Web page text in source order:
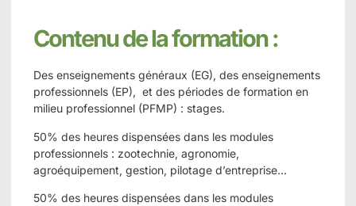
Contenu de la formation :
Des enseignements généraux (EG), des enseignements
professionnels (EP), et des périodes de formation en
milieu professionnel (PFMP) : stages.
50% des heures dispensées dans les modules
professionnels : zootechnie, agronomie,
agroéquipement, gestion, pilotage d’entreprise…
50% des heures dispensées dans les modules